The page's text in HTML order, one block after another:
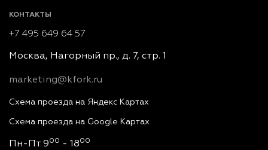
КОНТАКТЫ
+7 495 649 64 57
Москва, Нагорный пр., д. 7, стр. 1
marketing@kfork.ru
Схема проезда на Яндекс Картах
Схема проезда на Google Картах
Пн-Пт 900 - 1800